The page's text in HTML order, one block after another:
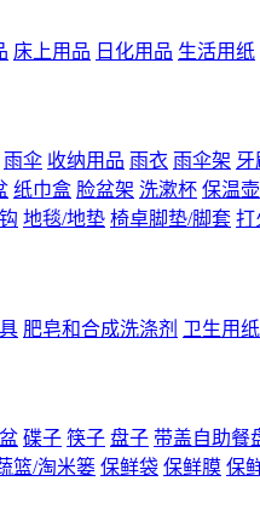
床上用品 日化用品 生活用纸
雨伞 收纳用品 雨衣 雨伞架 牙
纸巾盒 脸盆架 洗漱杯 保温
地毯/地垫 椅卓脚垫/脚套 打
肥皂和合成洗涤剂 卫生用
碟子 筷子 盘子 带盖自助餐
篮/淘米篓 保鲜袋 保鲜膜 保